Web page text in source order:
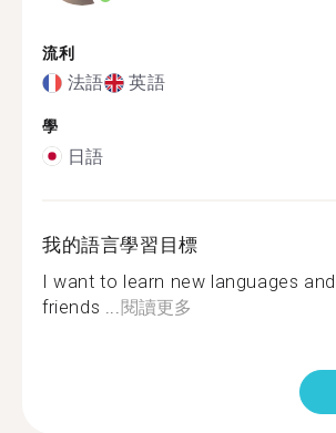
流利
法語 英語
學
日語
我的語言學習目標
I want to learn new languages
friends ... 閱讀更多